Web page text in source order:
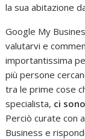
la sua abitazione
Google My
valutarvi e
importantissima
più persone
tra le prime cose
specialista, ci
Perciò curate con
Business e